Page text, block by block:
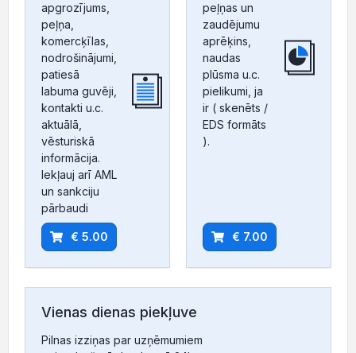
apgrozījums,
peļņa,
komercķīlas,
nodrošinājumi,
patiesā
labuma guvēji,
kontakti u.c.
aktuālā,
vēsturiskā
informācija.
Iekļauj arī AML
un sankciju
pārbaudi
€ 5.00
peļņas un
zaudējumu
aprēķins,
naudas
plūsma u.c.
pielikumi, ja
ir ( skenēts /
EDS formāts
).
€ 7.00
Vienas dienas piekļuve
Pilnas izziņas par uzņēmumiem